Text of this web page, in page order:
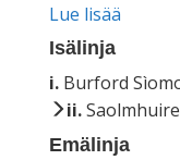
Lue lisää
Isälinja
i. Burford
ii.
Emälinja